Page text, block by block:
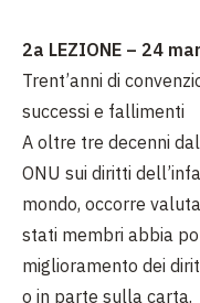
2a LEZIONE – 24
Trent’anni di
successi e fallimenti
A oltre tre decenni
ONU sui diritti
mondo, occorre
stati membri abbia
miglioramento dei
o in parte sulla carta.